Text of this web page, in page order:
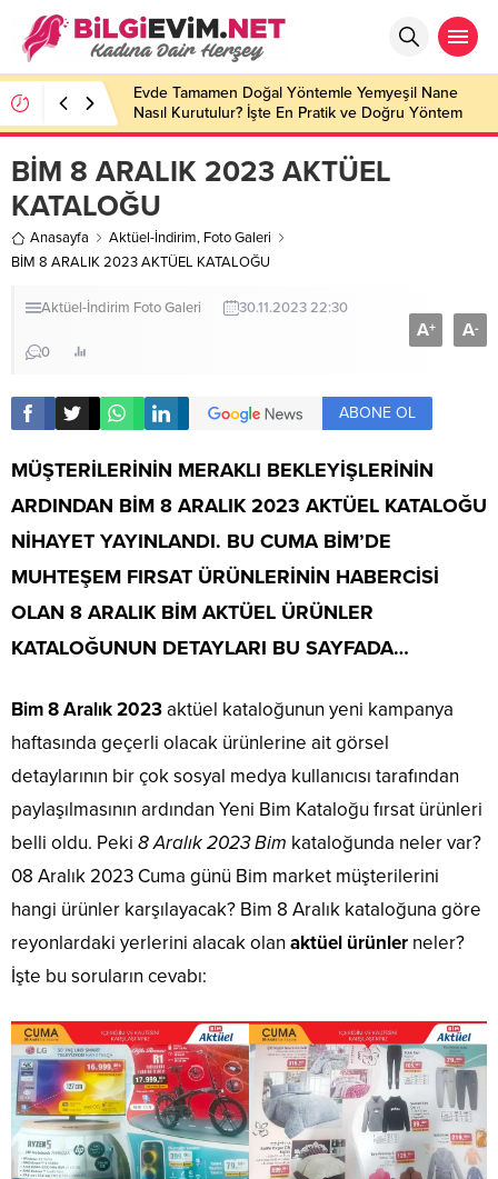
Evde Tamamen Doğal Yöntemle Yemyeşil Nane
Nasıl Kurutulur? İşte En Pratik ve Doğru Yöntem
BİM 8 ARALIK 2023 AKTÜEL
KATALOĞU
Anasayfa Aktüel-İndirim, Foto Galeri
BİM 8 ARALIK 2023 AKTÜEL KATALOĞU
Aktüel-İndirim Foto Galeri 30.11.2023 22:30
0
A+ A-
ABONE OL
MÜŞTERİLERİNİN MERAKLI BEKLEYİŞLERİNİN
ARDINDAN BİM 8 ARALIK 2023 AKTÜEL KATALOĞU
NİHAYET YAYINLANDI. BU CUMA BİM’DE
MUHTEŞEM FIRSAT ÜRÜNLERİNİN HABERCİSİ
OLAN 8 ARALIK BİM AKTÜEL ÜRÜNLER
KATALOĞUNUN DETAYLARI BU SAYFADA…
Bim 8 Aralık 2023aktüel kataloğunun yeni kampanya
haftasında geçerli olacak ürünlerine ait görsel
detaylarının bir çok sosyal medya kullanıcısı tarafından
paylaşılmasının ardından Yeni Bim Kataloğu fırsat ürünleri
belli oldu. Peki 8 Aralık 2023 Bim kataloğunda neler var?
08 Aralık 2023 Cuma günü Bim market müşterilerini
hangi ürünler karşılayacak? Bim 8 Aralık kataloğuna göre
reyonlardaki yerlerini alacak olan aktüel ürünler neler?
İşte bu soruların cevabı: